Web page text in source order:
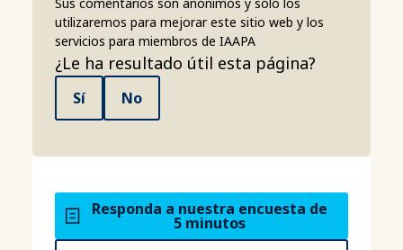
utilizaremos para mejorar este sitio web y los
servicios para miembros de IAAPA
¿Le ha resultado útil esta página?
Sí No
Responda a nuestra encuesta de
5 minutos